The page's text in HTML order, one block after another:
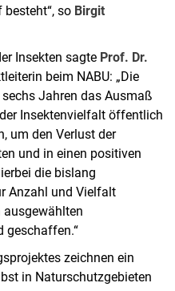
so Birgit
Insekten sagte Prof. Dr.
beim NABU: „Die
Jahren das Ausmaß
Insektenvielfalt öffentlich
um den Verlust der
und in einen positiven
die bislang
Anzahl und Vielfalt
ausgewählten
geschaffen.“
zeichnen ein
in Naturschutzgebieten